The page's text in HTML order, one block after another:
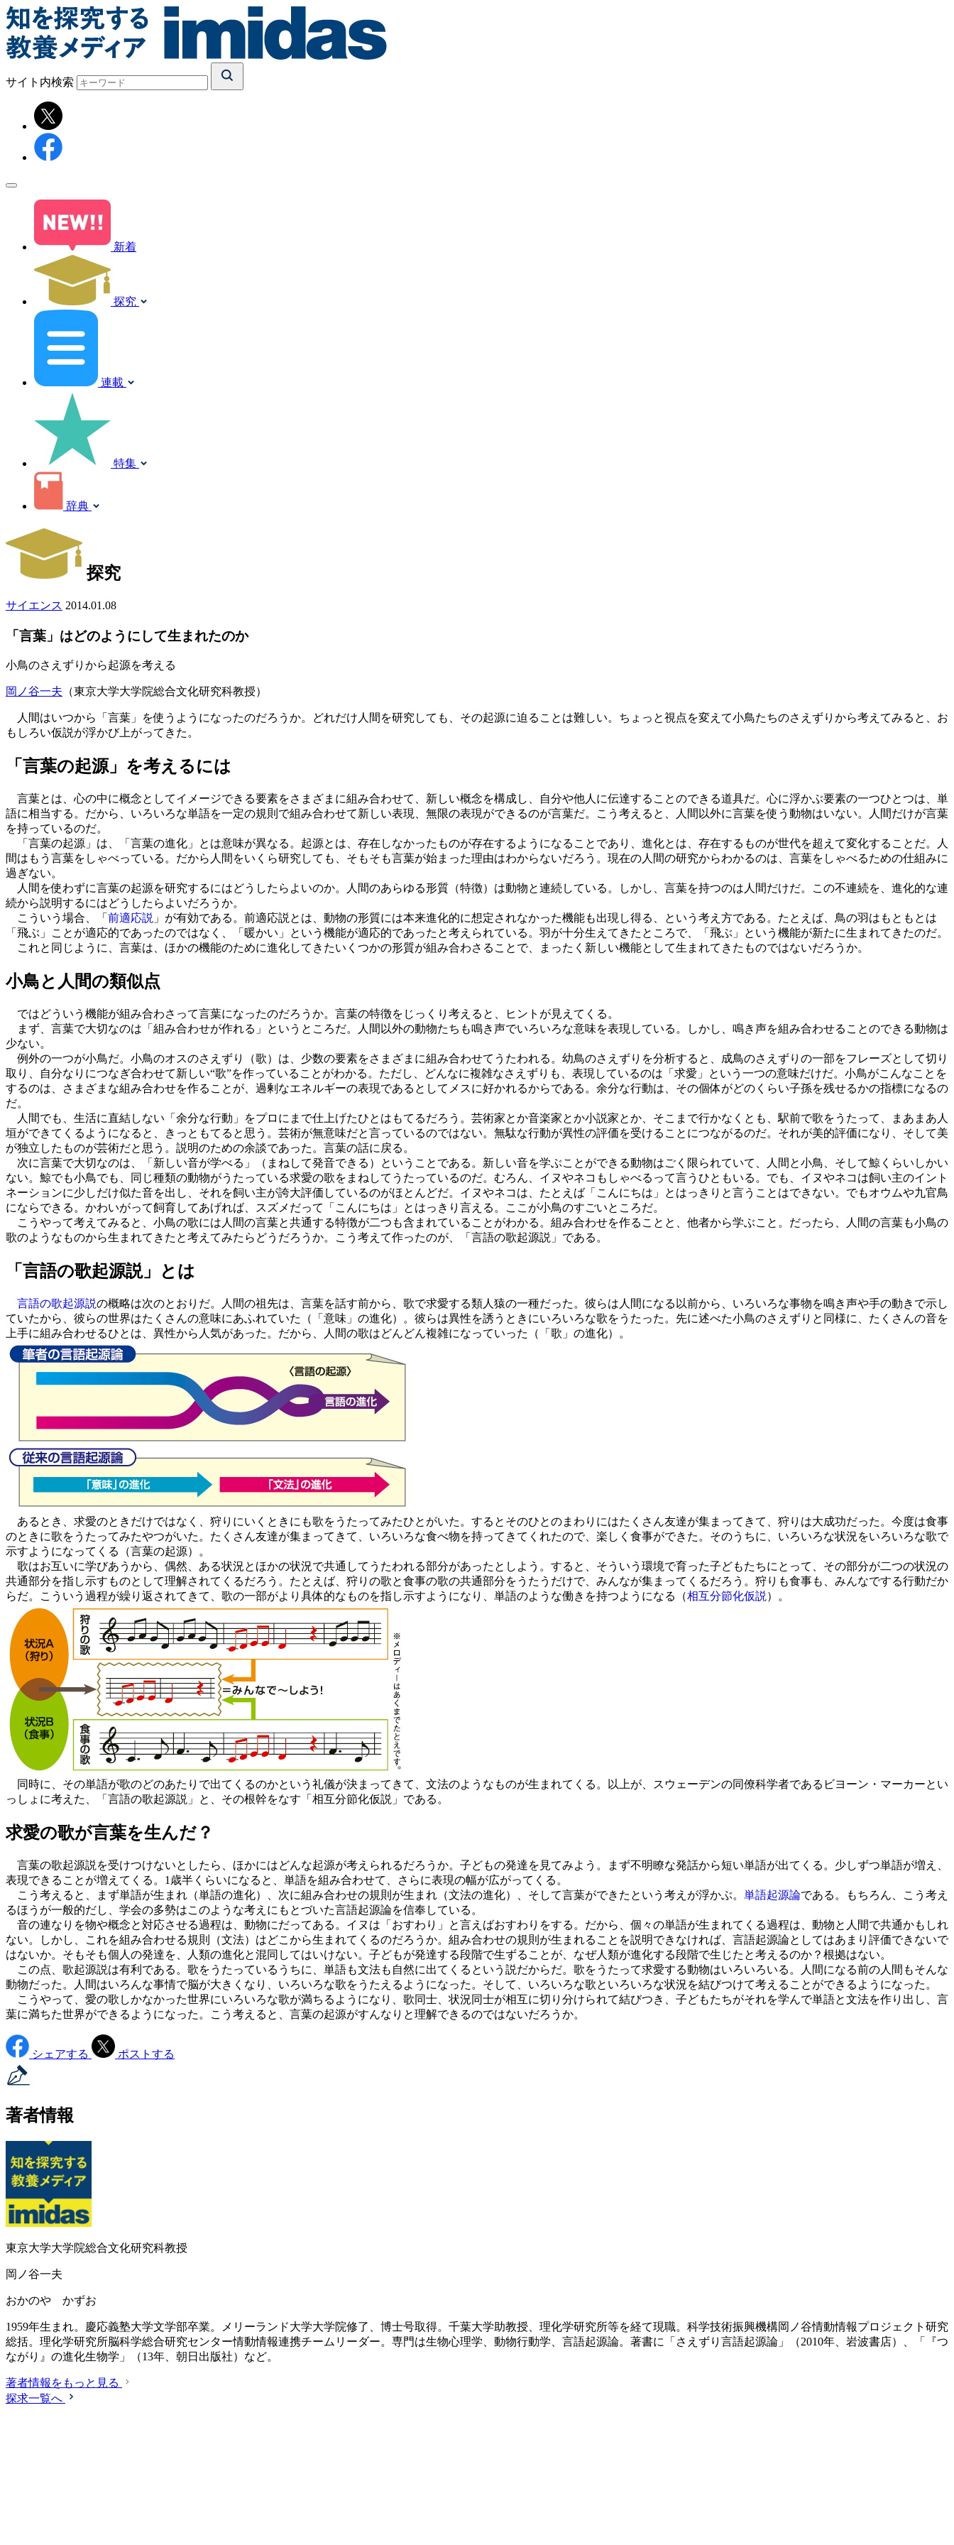
サイト内検索
新着
探究
連載
特集
辞典
探究
サイエンス 2014.01.08
「言葉」はどのようにして生まれたのか
小鳥のさえずりから起源を考える
岡ノ谷一夫 （東京大学大学院総合文化研究科教授）
人間はいつから「言葉」を使うようになったのだろうか。どれだけ人間を研究しても、その起源に迫ることは難しい。ちょっと視点を変えて小鳥たちのさえずりから考えてみると、お
もしろい仮説が浮かび上がってきた。
「言葉の起源」を考えるには
言葉とは、心の中に概念としてイメージできる要素をさまざまに組み合わせて、新しい概念を構成し、自分や他人に伝達することのできる道具だ。心に浮かぶ要素の一つひとつは、単
語に相当する。だから、いろいろな単語を一定の規則で組み合わせて新しい表現、無限の表現ができるのが言葉だ。こう考えると、人間以外に言葉を使う動物はいない。人間だけが言葉
を持っているのだ。
「言葉の起源」は、「言葉の進化」とは意味が異なる。起源とは、存在しなかったものが存在するようになることであり、進化とは、存在するものが世代を超えて変化することだ。人
間はもう言葉をしゃべっている。だから人間をいくら研究しても、そもそも言葉が始まった理由はわからないだろう。現在の人間の研究からわかるのは、言葉をしゃべるための仕組みに
過ぎない。
人間を使わずに言葉の起源を研究するにはどうしたらよいのか。人間のあらゆる形質（特徴）は動物と連続している。しかし、言葉を持つのは人間だけだ。この不連続を、進化的な連
続から説明するにはどうしたらよいだろうか。
こういう場合、「 前適応説 」が有効である。前適応説とは、動物の形質には本来進化的に想定されなかった機能も出現し得る、という考え方である。たとえば、鳥の羽はもともとは
「飛ぶ」ことが適応的であったのではなく、「暖かい」という機能が適応的であったと考えられている。羽が十分生えてきたところで、「飛ぶ」という機能が新たに生まれてきたのだ。
これと同じように、言葉は、ほかの機能のために進化してきたいくつかの形質が組み合わさることで、まったく新しい機能として生まれてきたものではないだろうか。
小鳥と人間の類似点
ではどういう機能が組み合わさって言葉になったのだろうか。言葉の特徴をじっくり考えると、ヒントが見えてくる。
まず、言葉で大切なのは「組み合わせが作れる」というところだ。人間以外の動物たちも鳴き声でいろいろな意味を表現している。しかし、鳴き声を組み合わせることのできる動物は
少ない。
例外の一つが小鳥だ。小鳥のオスのさえずり（歌）は、少数の要素をさまざまに組み合わせてうたわれる。幼鳥のさえずりを分析すると、成鳥のさえずりの一部をフレーズとして切り
取り、自分なりにつなぎ合わせて新しい“歌”を作っていることがわかる。ただし、どんなに複雑なさえずりも、表現しているのは「求愛」という一つの意味だけだ。小鳥がこんなことを
するのは、さまざまな組み合わせを作ることが、過剰なエネルギーの表現であるとしてメスに好かれるからである。余分な行動は、その個体がどのくらい子孫を残せるかの指標になるの
だ。
人間でも、生活に直結しない「余分な行動」をプロにまで仕上げたひとはもてるだろう。芸術家とか音楽家とか小説家とか、そこまで行かなくとも、駅前で歌をうたって、まあまあ人
垣ができてくるようになると、きっともてると思う。芸術が無意味だと言っているのではない。無駄な行動が異性の評価を受けることにつながるのだ。それが美的評価になり、そして美
が独立したものが芸術だと思う。説明のための余談であった。言葉の話に戻る。
次に言葉で大切なのは、「新しい音が学べる」（まねして発音できる）ということである。新しい音を学ぶことができる動物はごく限られていて、人間と小鳥、そして鯨くらいしかい
ない。鯨でも小鳥でも、同じ種類の動物がうたっている求愛の歌をまねしてうたっているのだ。むろん、イヌやネコもしゃべるって言うひともいる。でも、イヌやネコは飼い主のイント
ネーションに少しだけ似た音を出し、それを飼い主が誇大評価しているのがほとんどだ。イヌやネコは、たとえば「こんにちは」とはっきりと言うことはできない。でもオウムや九官鳥
にならできる。かわいがって飼育してあげれば、スズメだって「こんにちは」とはっきり言える。ここが小鳥のすごいところだ。
こうやって考えてみると、小鳥の歌には人間の言葉と共通する特徴が二つも含まれていることがわかる。組み合わせを作ることと、他者から学ぶこと。だったら、人間の言葉も小鳥の
歌のようなものから生まれてきたと考えてみたらどうだろうか。こう考えて作ったのが、「言語の歌起源説」である。
「言語の歌起源説」とは
言語の歌起源説の概略は次のとおりだ。人間の祖先は、言葉を話す前から、歌で求愛する類人猿の一種だった。彼らは人間になる以前から、いろいろな事物を鳴き声や手の動きで示し
ていたから、彼らの世界はたくさんの意味にあふれていた（「意味」の進化）。彼らは異性を誘うときにいろいろな歌をうたった。先に述べた小鳥のさえずりと同様に、たくさんの音を
上手に組み合わせるひとは、異性から人気があった。だから、人間の歌はどんどん複雑になっていった（「歌」の進化）。
あるとき、求愛のときだけではなく、狩りにいくときにも歌をうたってみたひとがいた。するとそのひとのまわりにはたくさん友達が集まってきて、狩りは大成功だった。今度は食事
のときに歌をうたってみたやつがいた。たくさん友達が集まってきて、いろいろな食べ物を持ってきてくれたので、楽しく食事ができた。そのうちに、いろいろな状況をいろいろな歌で
示すようになってくる（言葉の起源）。
歌はお互いに学びあうから、偶然、ある状況とほかの状況で共通してうたわれる部分があったとしよう。すると、そういう環境で育った子どもたちにとって、その部分が二つの状況の
共通部分を指し示すものとして理解されてくるだろう。たとえば、狩りの歌と食事の歌の共通部分をうたうだけで、みんなが集まってくるだろう。狩りも食事も、みんなでする行動だか
らだ。こういう過程が繰り返されてきて、歌の一部がより具体的なものを指し示すようになり、単語のような働きを持つようになる（相互分節化仮説 ）。
同時に、その単語が歌のどのあたりで出てくるのかという礼儀が決まってきて、文法のようなものが生まれてくる。以上が、スウェーデンの同僚科学者であるビヨーン・マーカーとい
っしょに考えた、「言語の歌起源説」と、その根幹をなす「相互分節化仮説」である。
求愛の歌が言葉を生んだ？
言葉の歌起源説を受けつけないとしたら、ほかにはどんな起源が考えられるだろうか。子どもの発達を見てみよう。まず不明瞭な発話から短い単語が出てくる。少しずつ単語が増え、
表現できることが増えてくる。1歳半くらいになると、単語を組み合わせて、さらに表現の幅が広がってくる。
こう考えると、まず単語が生まれ（単語の進化）、次に組み合わせの規則が生まれ（文法の進化）、そして言葉ができたという考えが浮かぶ。 単語起源論である。もちろん、こう考え
るほうが一般的だし、学会の多勢はこのような考えにもとづいた言語起源論を信奉している。
音の連なりを物や概念と対応させる過程は、動物にだってある。イヌは「おすわり」と言えばおすわりをする。だから、個々の単語が生まれてくる過程は、動物と人間で共通かもしれ
ない。しかし、これを組み合わせる規則（文法）はどこから生まれてくるのだろうか。組み合わせの規則が生まれることを説明できなければ、言語起源論としてはあまり評価できないで
はないか。そもそも個人の発達を、人類の進化と混同してはいけない。子どもが発達する段階で生ずることが、なぜ人類が進化する段階で生じたと考えるのか？根拠はない。
この点、歌起源説は有利である。歌をうたっているうちに、単語も文法も自然に出てくるという説だからだ。歌をうたって求愛する動物はいろいろいる。人間になる前の人間もそんな
動物だった。人間はいろんな事情で脳が大きくなり、いろいろな歌をうたえるようになった。そして、いろいろな歌といろいろな状況を結びつけて考えることができるようになった。
こうやって、愛の歌しかなかった世界にいろいろな歌が満ちるようになり、歌同士、状況同士が相互に切り分けられて結びつき、子どもたちがそれを学んで単語と文法を作り出し、言
葉に満ちた世界ができるようになった。こう考えると、言葉の起源がすんなりと理解できるのではないだろうか。
シェアする ポストする
著者情報
東京大学大学院総合文化研究科教授
岡ノ谷一夫
おかのや かずお
1959年生まれ。慶応義塾大学文学部卒業。メリーランド大学大学院修了、博士号取得。千葉大学助教授、理化学研究所等を経て現職。科学技術振興機構岡ノ谷情動情報プロジェクト研究
総括。理化学研究所脳科学総合研究センター情動情報連携チームリーダー。専門は生物心理学、動物行動学、言語起源論。著書に「さえずり言語起源論」（2010年、岩波書店）、「『つ
ながり』の進化生物学」（13年、朝日出版社）など。
著者情報をもっと見る
探求一覧へ